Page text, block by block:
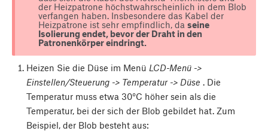
der Heizpatrone höchstwahrscheinlich in dem Blob
verfangen haben. Insbesondere das Kabel der
Heizpatrone ist sehr empfindlich, da seine
Isolierung endet, bevor der Draht in den
Patronenkörper eindringt.
Heizen Sie die Düse im Menü LCD-Menü ->
Einstellen/Steuerung -> Temperatur -> Düse . Die
Temperatur muss etwa 30°C höher sein als die
Temperatur, bei der sich der Blob gebildet hat. Zum
Beispiel, der Blob besteht aus: